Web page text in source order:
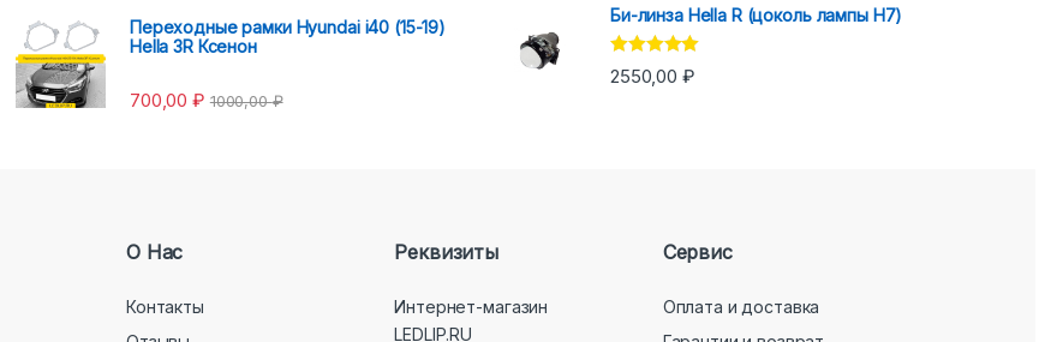
Переходные рамки Hyundai i40 (15-19)
Hella 3R Ксенон
700,00₽ 1000,00₽
Би-линза Hella R (цоколь лампы H7)
Оценка5.00
из 5
2550,00 ₽
О Нас
Контакты
Реквизиты
Интернет-магазин
LEDLIP.RU
Сервис
Оплата и доставка